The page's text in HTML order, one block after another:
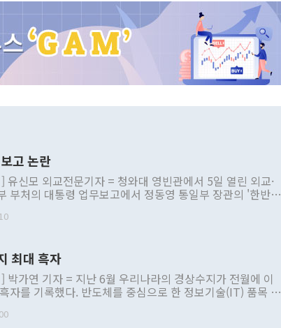
고 논란
유신모 외교전문기자 = 청와대 영빈관에서 5일 열린 외교·
부처의 대통령 업무보고에서 정동영 통일부 장관의 '한반도
부 내 조율을 거치지 않은 사안을 정책으로 추진하겠다고 공
근거한 비현실적 구상'이라는 비판을 내놨다. 그동안 정 장
관련 발언이 물의를 빚은 적은 여러 번 있지만 대통령과 유
공개적으로 부정적 입장을 표명한 것은 이례적이다. 정 장
북 접근법과 월권을 제어해야 한다는 목소리도 높아지고 있
최대 흑자
박가연 기자 = 지난 6월 우리나라의 경상수지가 전월에 이
자를 기록했다. 반도체를 중심으로 한 정보기술(IT) 품목 수
르